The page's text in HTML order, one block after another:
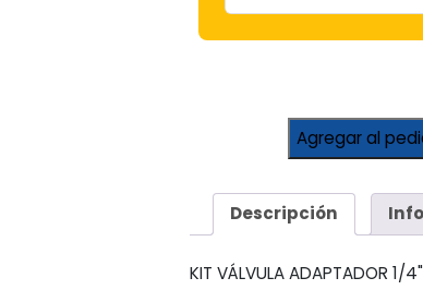
Válvulas
Adaptador
Para
R134
Agregar al
Descripción
KIT VÁLVULA ADAPTADOR 1/